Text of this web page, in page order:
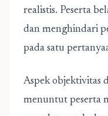
realistis. Peserta
dan menghindari
pada satu
Aspek objektivitas
menuntut peserta